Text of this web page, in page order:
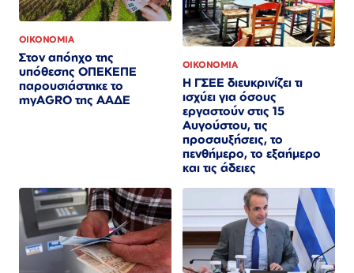
ΟΙΚΟΝΟΜΙΑ
Στον απόηχο της
υπόθεσης ΟΠΕΚΕΠΕ
παρουσιάστηκε το
myAGRO της ΑΑΔΕ
ΟΙΚΟΝΟΜΙΑ
Η ΓΣΕΕ διευκρινίζει τι
ισχύει για όσους
εργαστούν στις 15
Αυγούστου, τις
προσαυξήσεις, το
πενθήμερο, το εξαήμερο
και τις άδειες